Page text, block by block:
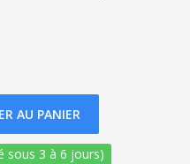
AU PANIER
sous 3 à 6 jours)